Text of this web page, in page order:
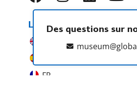
Des questions sur
Langues
FR